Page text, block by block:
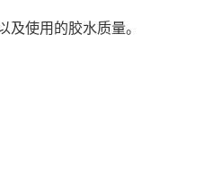
及使用的胶水质量。